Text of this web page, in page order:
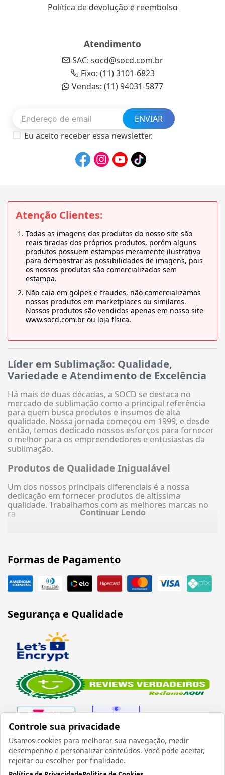
Controle sua privacidade
Usamos cookies para melhorar sua navegação, medir
desempenho e personalizar conteúdos. Você pode aceitar,
rejeitar ou escolher por finalidade.
Política de devolução e reembolso
Atendimento
SAC: socd@socd.com.br
Fixo: (11) 3101-6823
Vendas: (11) 94031-5877
ENVIAR
Eu aceito receber essa newsletter.
Atenção Clientes:
Todas as imagens dos produtos do nosso site são
reais tiradas dos próprios produtos, porém alguns
produtos possuem estampas meramente ilustrativa
para demonstrar as possibilidades de imagens, pois
os nossos produtos são comercializados sem
estampa.
Não caia em golpes e fraudes, não comercializamos
nossos produtos em marketplaces ou similares.
Nossos produtos são vendidos apenas em nosso site
www.socd.com.br ou loja física.
Líder em Sublimação: Qualidade,
Variedade e Atendimento de Excelência
Há mais de duas décadas, a SOCD se destaca no
mercado de sublimação como a principal referência
para quem busca produtos e insumos de alta
qualidade. Nossa jornada começou em 1999, e desde
então, temos dedicado nossos esforços para fornecer
o melhor para os empreendedores e entusiastas da
sublimação.
Produtos de Qualidade Inigualável
Um dos nossos principais diferenciais é a nossa
dedicação em fornecer produtos de altíssima
qualidade. Trabalhamos com as melhores marcas no
ra
Continuar Lendo
Formas de Pagamento
Segurança e Qualidade
Verificada por